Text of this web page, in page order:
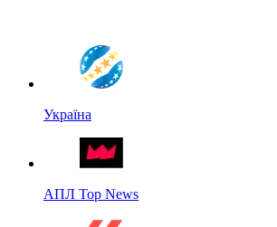
Україна
АПЛ Top News